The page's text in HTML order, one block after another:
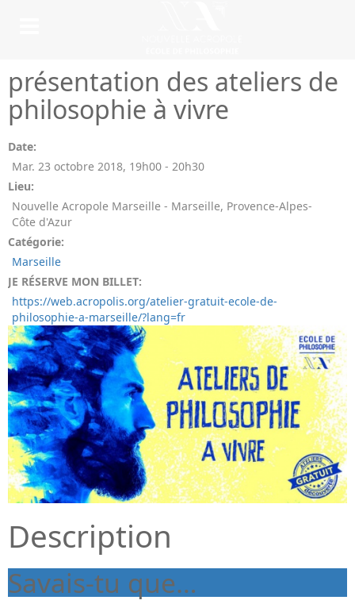
présentation des ateliers de
philosophie à vivre
Date:
Mar. 23 octobre 2018, 19h00 - 20h30
Lieu:
Nouvelle Acropole Marseille - Marseille, Provence-Alpes-
Côte d'Azur
Catégorie:
Marseille
JE RÉSERVE MON BILLET:
https://web.acropolis.org/atelier-gratuit-ecole-de-
philosophie-a-marseille/?lang=fr
Description
Savais-tu que…